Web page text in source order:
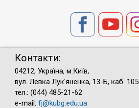
Контакти:
04212, Україна, м.Київ,
вул. Левка Лук'яненка, 13-Б, каб. 105
тел.: (044) 485-21-62
e-mail: fj@kubg.edu.ua